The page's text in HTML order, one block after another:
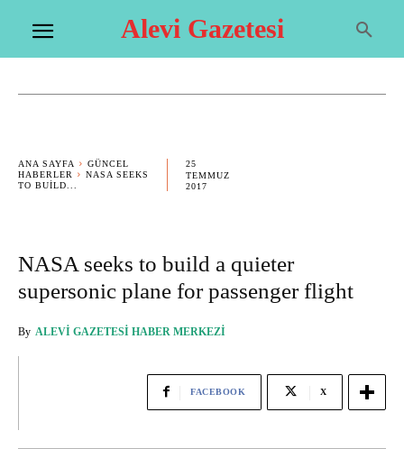
Alevi Gazetesi
ANA SAYFA
GÜNCEL
HABERLER
NASA SEEKS
TO BUILD...
25
TEMMUZ
2017
NASA seeks to build a quieter
supersonic plane for passenger flight
By ALEVI GAZETESI HABER MERKEZI
FACEBOOK X